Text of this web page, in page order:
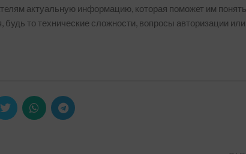
актуальную информацию, которая поможет им
то технические сложности, вопросы авторизации или